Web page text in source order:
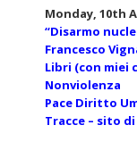
Monday, 10th
“Disarmo
Francesco
Libri (con miei
Nonviolenza
Pace Diritto
Tracce – sito